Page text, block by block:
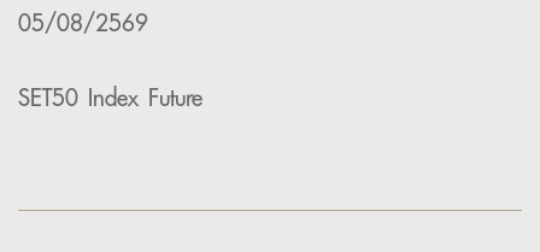
05/08/2569
SET50 Index Future